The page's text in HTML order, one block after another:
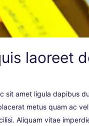
laoreet
sit amet ligula dapibus
metus quam ac
Aliquam vitae